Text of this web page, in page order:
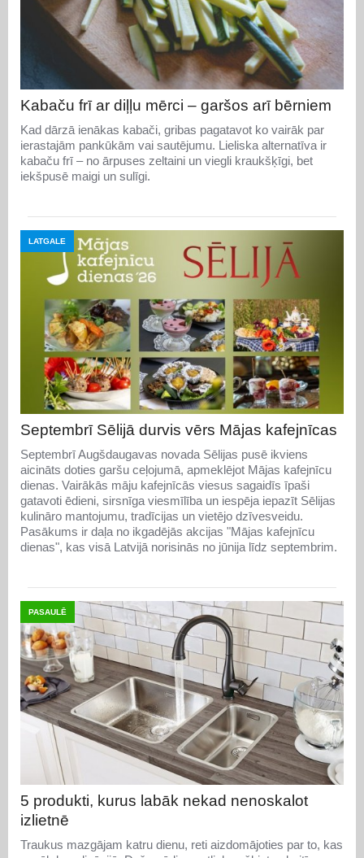
Kabaču frī ar diļļu mērci – garšos arī bērniem
Kad dārzā ienākas kabači, gribas pagatavot ko vairāk par
ierastajām pankūkām vai sautējumu. Lieliska alternatīva ir
kabaču frī – no ārpuses zeltaini un viegli kraukšķīgi, bet
iekšpusē maigi un sulīgi.
LATGALE
Septembrī Sēlijā durvis vērs Mājas kafejnīcas
Septembrī Augšdaugavas novada Sēlijas pusē ikviens
aicināts doties garšu ceļojumā, apmeklējot Mājas kafejnīcu
dienas. Vairākās māju kafejnīcās viesus sagaidīs īpaši
gatavoti ēdieni, sirsnīga viesmīlība un iespēja iepazīt Sēlijas
kulināro mantojumu, tradīcijas un vietējo dzīvesveidu.
Pasākums ir daļa no ikgadējās akcijas "Mājas kafejnīcu
dienas", kas visā Latvijā norisinās no jūnija līdz septembrim.
PASAULĒ
5 produkti, kurus labāk nekad nenoskalot
izlietnē
Traukus mazgājam katru dienu, reti aizdomājoties par to, kas